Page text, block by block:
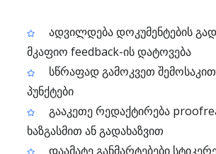
ადვილდება დოკუმენტების
მკაფიო feedback-ის დატოვება
სწრაფად გამოკვეთ
პუნქტები
გააკეთე რედაქტირება
ხაზგასმით ან გადახაზვით
დაამატე განმარტებები